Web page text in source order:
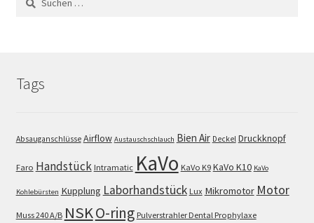
nach:
Tags
Absauganschlüsse Airflow Austauschschlauch Bien Air Deckel Druckknopf
Faro Handstück Intramatic KaVo KaVo K9 KaVo K10 KaVo
Kohlebürsten Kupplung Laborhandstück Lux Mikromotor Motor
Muss 240 A/B NSKO-ring Pulverstrahler Dental Prophylaxe